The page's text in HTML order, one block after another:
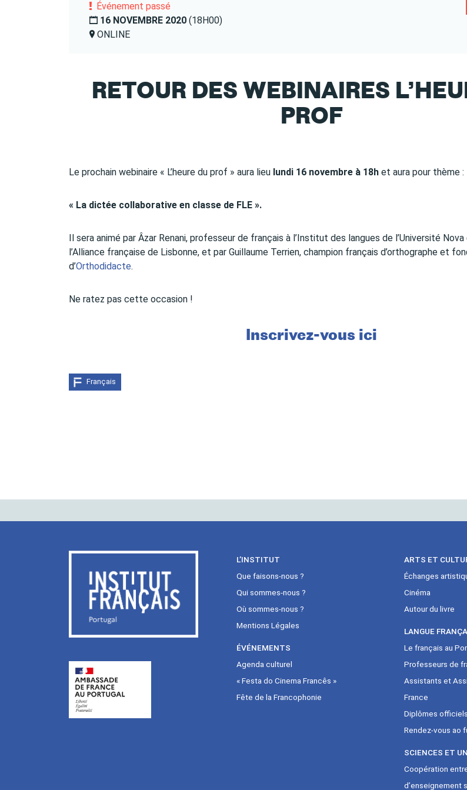
Événement passé
16 NOVEMBRE 2020 (18H00)
ONLINE
RETOUR DES WEBINAIRES
PROF
Le prochain webinaire « L’heure du prof » aura lieu lundi 16 novembre à 18h et aura pour thème :
« La dictée collaborative en classe de FLE ».
Il sera animé par Âzar Renani, professeur de français à l’Institut des langues de l’Université
l’Alliance française de Lisbonne, et par Guillaume Terrien, champion français d’orthographe et
d’Orthodidacte.
Ne ratez pas cette occasion !
Inscrivez-vous ici
Français
L’INSTITUT
Que faisons-nous ?
Qui sommes-nous ?
Où sommes-nous ?
Mentions Légales
ÉVÉNEMENTS
Agenda culturel
« Festa do Cinema Francês »
Fête de la Francophonie
ARTS ET
Échanges
Cinéma
Autour du livre
LANGUE
Le français au
Professeurs de
Assistants et
France
Diplômes officiels
Rendez-vous ao
SCIENCES ET
Coopération
d’enseignement